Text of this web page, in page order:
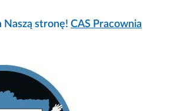
Naszą stronę! CAS Pracownia